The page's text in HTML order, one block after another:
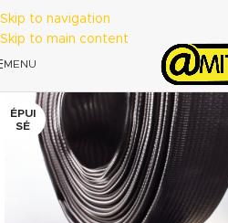
Skip to navigation
Skip to main content
MENU
ÉPUI
SÉ